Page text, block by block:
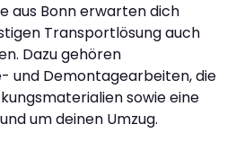
aus Bonn erwarten dich
Transportlösung auch
Dazu gehören
und Demontagearbeiten, die
sowie eine
um deinen Umzug.